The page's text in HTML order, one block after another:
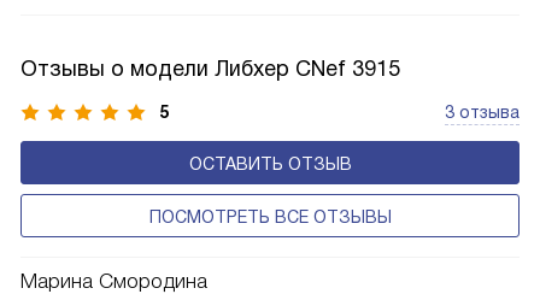
Отзывы о модели Либхер CNef 3915
5 3 отзыва
ОСТАВИТЬ ОТЗЫВ
ПОСМОТРЕТЬ ВСЕ ОТЗЫВЫ
Марина Смородина